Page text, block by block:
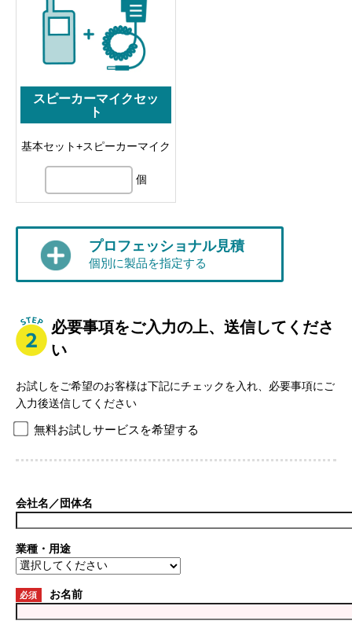
スピーカーマイクセッ
ト
基本セット+スピーカーマイク
個
プロフェッショナル見積
個別に製品を指定する
必要事項をご入力の上、送信してくださ
い
お試しをご希望のお客様は下記にチェックを入れ、必要事項にご
入力後送信してください
無料お試しサービスを希望する
会社名／団体名
業種・用途
必須 お名前